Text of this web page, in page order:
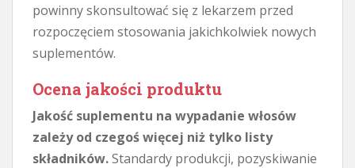
powinny skonsultować się z lekarzem przed
rozpoczęciem stosowania jakichkolwiek nowych
suplementów.
Ocena jakości produktu
Jakość suplementu na wypadanie włosów
zależy od czegoś więcej niż tylko listy
składników.Standardy produkcji, pozyskiwanie